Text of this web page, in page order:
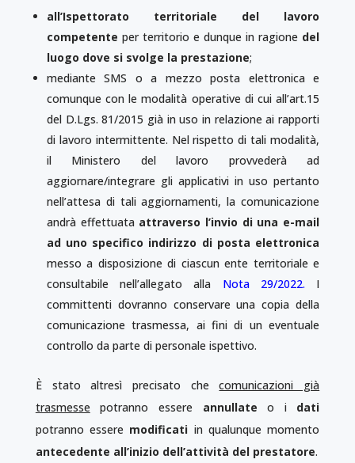
all’Ispettorato territoriale del lavoro
competente per territorio e dunque in ragione del
luogo dove si svolge la prestazione;
mediante SMS o a mezzo posta elettronica e
comunque con le modalità operative di cui all’art.15
del D.Lgs. 81/2015 già in uso in relazione ai rapporti
di lavoro intermittente. Nel rispetto di tali modalità,
il Ministero del lavoro provvederà ad
aggiornare/integrare gli applicativi in uso pertanto
nell’attesa di tali aggiornamenti, la comunicazione
andrà effettuata attraverso l’invio di una e-mail
ad uno specifico indirizzo di posta elettronica
messo a disposizione di ciascun ente territoriale e
consultabile nell’allegato alla Nota 29/2022. I
committenti dovranno conservare una copia della
comunicazione trasmessa, ai fini di un eventuale
controllo da parte di personale ispettivo.
È stato altresì precisato checomunicazioni già
trasmesse potranno essere annullate o i dati
potranno essere modificati in qualunque momento
antecedente all’inizio dell’attività del prestatore.